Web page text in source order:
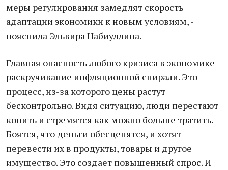
меры регулирования замедлят скорость
адаптации экономики к новым условиям, -
пояснила Эльвира Набиуллина.
Главная опасность любого кризиса в экономике -
раскручивание инфляционной спирали. Это
процесс, из-за которого цены растут
бесконтрольно. Видя ситуацию, люди перестают
копить и стремятся как можно больше тратить.
Боятся, что деньги обесценятся, и хотят
перевести их в продукты, товары и другое
имущество. Это создает повышенный спрос. И